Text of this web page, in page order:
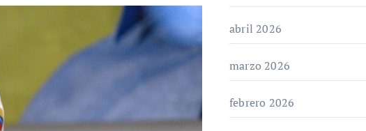
abril 2026
marzo 2026
febrero 2026